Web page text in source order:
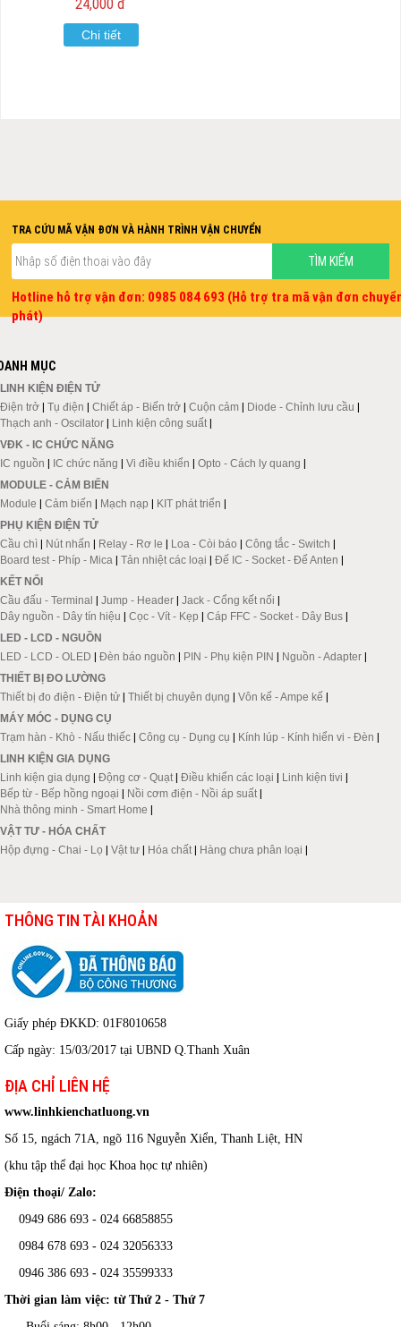
24,000 đ
Chi tiết
TRA CỨU MÃ VẬN ĐƠN VÀ HÀNH TRÌNH VẬN CHUYỂN
Hotline hỗ trợ vận đơn: 0985 084 693 (Hỗ trợ tra mã vận đơn
phát)
MỤC
LINH KIỆN ĐIỆN TỬ
Điện trở | Tụ điện | Chiết áp - Biến trở | Cuộn cảm | Diode - Chỉnh lưu cầu |
Thạch anh - Oscilator | Linh kiện công suất |
VĐK - IC CHỨC NĂNG
IC nguồn | IC chức năng | Vi điều khiển | Opto - Cách ly quang |
MODULE - CẢM BIẾN
Module | Cảm biến | Mạch nạp | KIT phát triển |
PHỤ KIỆN ĐIỆN TỬ
Cầu chì | Nút nhấn | Relay - Rơ le | Loa - Còi báo | Công tắc - Switch |
Board test - Phíp - Mica | Tản nhiệt các loại | Đế IC - Socket - Đế Anten |
KẾT NỐI
Cầu đấu - Terminal | Jump - Header | Jack - Cổng kết nối |
Dây nguồn - Dây tín hiệu | Cọc - Vít - Kẹp | Cáp FFC - Socket - Dây Bus |
LED - LCD - NGUỒN
LED - LCD - OLED | Đèn báo nguồn | PIN - Phụ kiện PIN | Nguồn - Adapter |
THIẾT BỊ ĐO LƯỜNG
Thiết bị đo điện - Điện tử | Thiết bị chuyên dụng | Vôn kế - Ampe kế |
MÁY MÓC - DỤNG CỤ
Trạm hàn - Khò - Nấu thiếc | Công cụ - Dụng cụ | Kính lúp - Kính hiển vi - Đèn |
LINH KIỆN GIA DỤNG
Linh kiện gia dụng | Động cơ - Quạt | Điều khiển các loại | Linh kiện tivi |
Bếp từ - Bếp hồng ngoại | Nồi cơm điện - Nồi áp suất |
Nhà thông minh - Smart Home |
VẬT TƯ - HÓA CHẤT
Hộp đựng - Chai - Lọ | Vật tư | Hóa chất | Hàng chưa phân loại |
THÔNG TIN TÀI KHOẢN
Giấy phép ĐKKD: 01F8010658
Cấp ngày: 15/03/2017 tại UBND Q.Thanh Xuân
ĐỊA CHỈ LIÊN HỆ
www.linhkienchatluong.vn
Số 15, ngách 71A, ngõ 116 Nguyễn Xiển, Thanh Liệt, HN
(khu tập thể đại học Khoa học tự nhiên)
Điện thoại/ Zalo:
0949 686 693 - 024 66858855
0984 678 693 - 024 32056333
0946 386 693 - 024 35599333
Thời gian làm việc: từ Thứ 2 - Thứ 7